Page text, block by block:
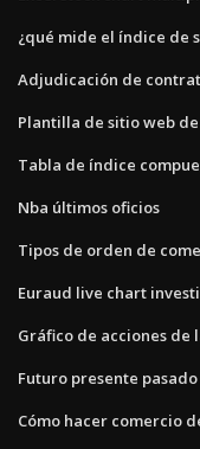
¿qué mide el índice de
Adjudicación de
Plantilla de sitio web
Tabla de índice
Nba últimos oficios
Tipos de orden de
Euraud live chart
Gráfico de acciones de
Futuro presente
Cómo hacer comercio